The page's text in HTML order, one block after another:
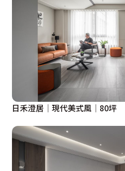
日禾澄居│現代美式風│80坪